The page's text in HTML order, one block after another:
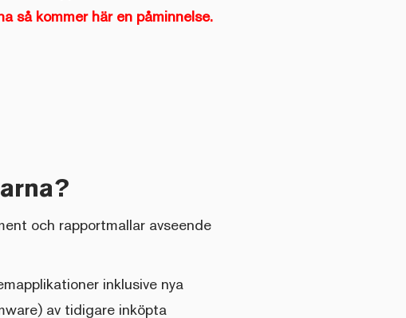
så kommer här en påminnelse.
och rapportmallar avseende
inklusive nya
av tidigare inköpta